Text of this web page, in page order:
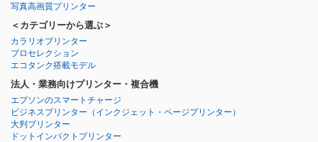
写真高画質プリンター
＜カテゴリーから選ぶ＞
カラリオプリンター
プロセレクション
エコタンク搭載モデル
法人・業務向けプリンター・複合機
エプソンのスマートチャージ
ビジネスプリンター （インクジェット・ページプリンター）
大判プリンター
ドットインパクトプリンター